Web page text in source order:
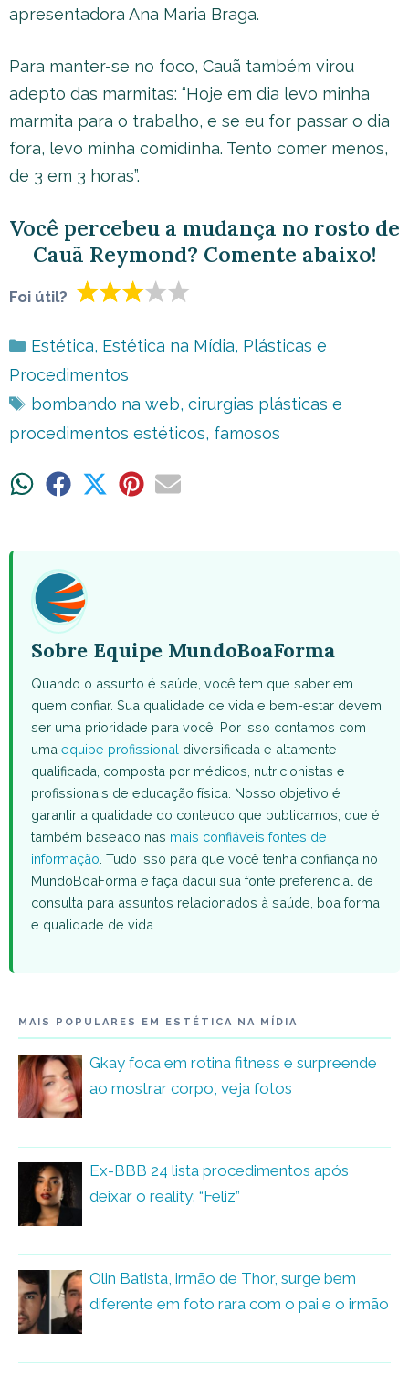
apresentadora Ana Maria Braga.
Para manter-se no foco, Cauã também virou
adepto das marmitas: “Hoje em dia levo minha
marmita para o trabalho, e se eu for passar o dia
fora, levo minha comidinha. Tento comer menos,
de 3 em 3 horas”.
Você percebeu a mudança no rosto de
Cauã Reymond? Comente abaixo!
Foi útil?
Categorias
Estética, Estética na Mídia, Plásticas e
Procedimentos
Tags
bombando na web, cirurgias plásticas e
procedimentos estéticos, famosos
ShareShare ShareShareShare
Sobre Equipe MundoBoaForma
Quando o assunto é saúde, você tem que saber em
quem confiar. Sua qualidade de vida e bem-estar devem
ser uma prioridade para você. Por isso contamos com
uma equipe profissional diversificada e altamente
qualificada, composta por médicos, nutricionistas e
profissionais de educação física. Nosso objetivo é
garantir a qualidade do conteúdo que publicamos, que é
também baseado nas mais confiáveis fontes de
informação . Tudo isso para que você tenha confiança no
MundoBoaForma e faça daqui sua fonte preferencial de
consulta para assuntos relacionados à saúde, boa forma
e qualidade de vida.
MAIS POPULARES EM ESTÉTICA NA MÍDIA
Gkay foca em rotina fitness e surpreende
ao mostrar corpo, veja fotos
Ex-BBB 24 lista procedimentos após
deixar o reality: “Feliz”
Olin Batista, irmão de Thor, surge bem
diferente em foto rara com o pai e o irmão